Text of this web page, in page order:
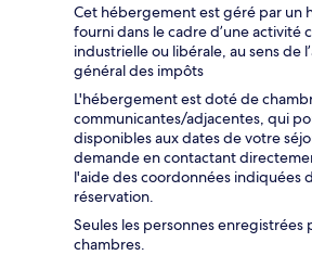
Cet hébergement est géré par un
fourni dans le cadre d’une activité
industrielle ou libérale, au sens de
général des impôts
L'hébergement est doté de
communicantes/adjacentes, qui
disponibles aux dates de votre
demande en contactant
l'aide des coordonnées indiquées
réservation.
Seules les personnes enregistrées
chambres.